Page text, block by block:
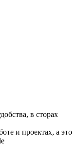
в сторах
и проектах, а это